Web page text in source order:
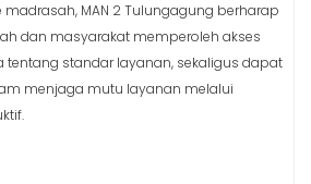
MAN 2 Tulungagung berharap
dan masyarakat memperoleh akses
tentang standar layanan, sekaligus dapat
menjaga mutu layanan melalui